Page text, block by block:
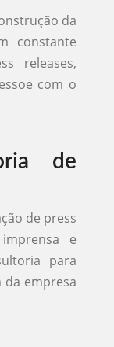
da
constante
releases,
com o
de
de press
e
para
da empresa